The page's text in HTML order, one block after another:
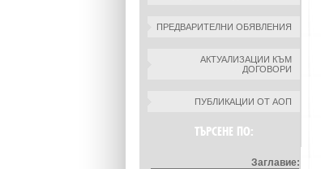
ПРЕДВАРИТЕЛНИ ОБЯВЛЕНИЯ
АКТУАЛИЗАЦИИ КЪМ
ДОГОВОРИ
ПУБЛИКАЦИИ ОТ АОП
ТЪРСЕНЕ ПО:
Заглавие: